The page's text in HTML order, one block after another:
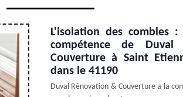
L'isolation des combles
compétence de Duval
Couverture à Saint
dans le 41190
Duval Rénovation & Couverture a la